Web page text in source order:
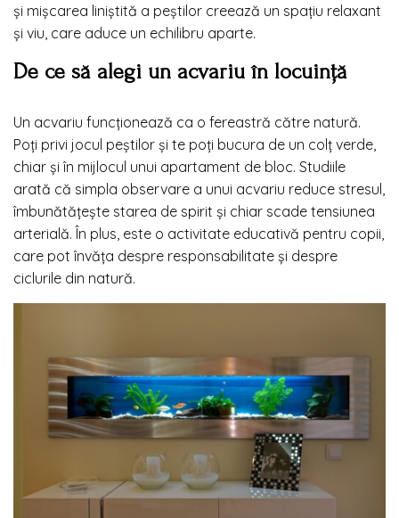
și mișcarea liniștită a peștilor creează un spațiu relaxant
și viu, care aduce un echilibru aparte.
De ce să alegi un acvariu în locuință
Un acvariu funcționează ca o fereastră către natură.
Poți privi jocul peștilor și te poți bucura de un colț verde,
chiar și în mijlocul unui apartament de bloc. Studiile
arată că simpla observare a unui acvariu reduce stresul,
îmbunătățește starea de spirit și chiar scade tensiunea
arterială. În plus, este o activitate educativă pentru copii,
care pot învăța despre responsabilitate și despre
ciclurile din natură.